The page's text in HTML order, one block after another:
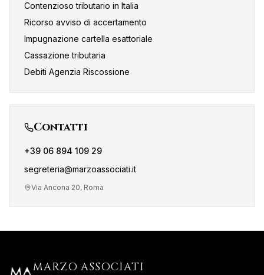
Contenzioso tributario in Italia
Ricorso avviso di accertamento
Impugnazione cartella esattoriale
Cassazione tributaria
Debiti Agenzia Riscossione
Contatti
+39 06 894 109 29
segreteria@marzoassociati.it
Via Ancona 20, Roma
MARZO ASSOCIATI